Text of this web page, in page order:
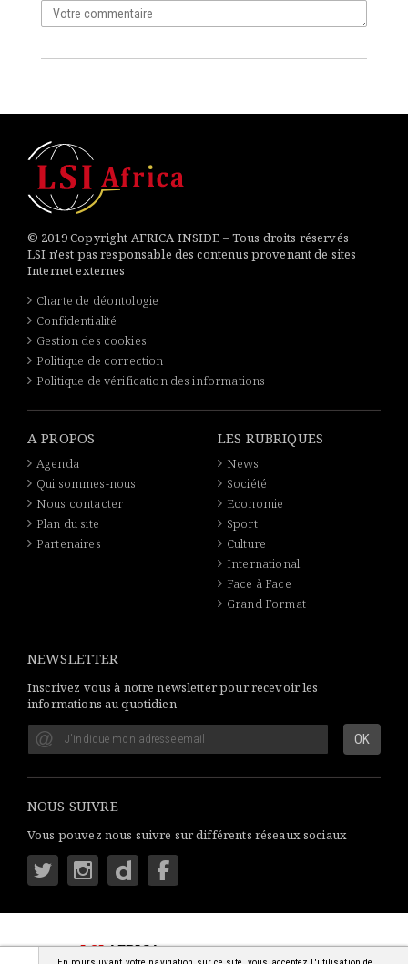
© 2019 Copyright AFRICA INSIDE – Tous droits réservés
LSI n'est pas responsable des contenus provenant de sites
Internet externes
Charte de déontologie
Confidentialité
Gestion des cookies
Politique de correction
Politique de vérification des informations
A PROPOS
Agenda
Qui sommes-nous
Nous contacter
Plan du site
Partenaires
LES RUBRIQUES
News
Société
Economie
Sport
Culture
International
Face à Face
Grand Format
NEWSLETTER
Inscrivez vous à notre newsletter pour recevoir les
informations au quotidien
NOUS SUIVRE
Vous pouvez nous suivre sur différents réseaux sociaux
LSIAFRICA: S'INFORMER SIMPLEMENT